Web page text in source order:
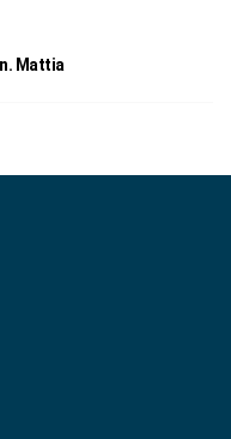
Mattia